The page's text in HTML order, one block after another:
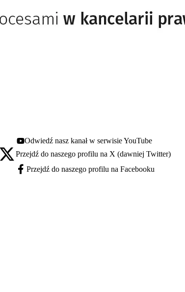
Youtube - otwiera się w nowej karcie
Odwiedź nasz kanał w serwisie YouTube
X - otwiera się w nowej karcie
Przejdź do naszego profilu na X (dawniej Twitter)
Facebook - otwiera się w nowej karcie
Przejdź do naszego profilu na Facebooku